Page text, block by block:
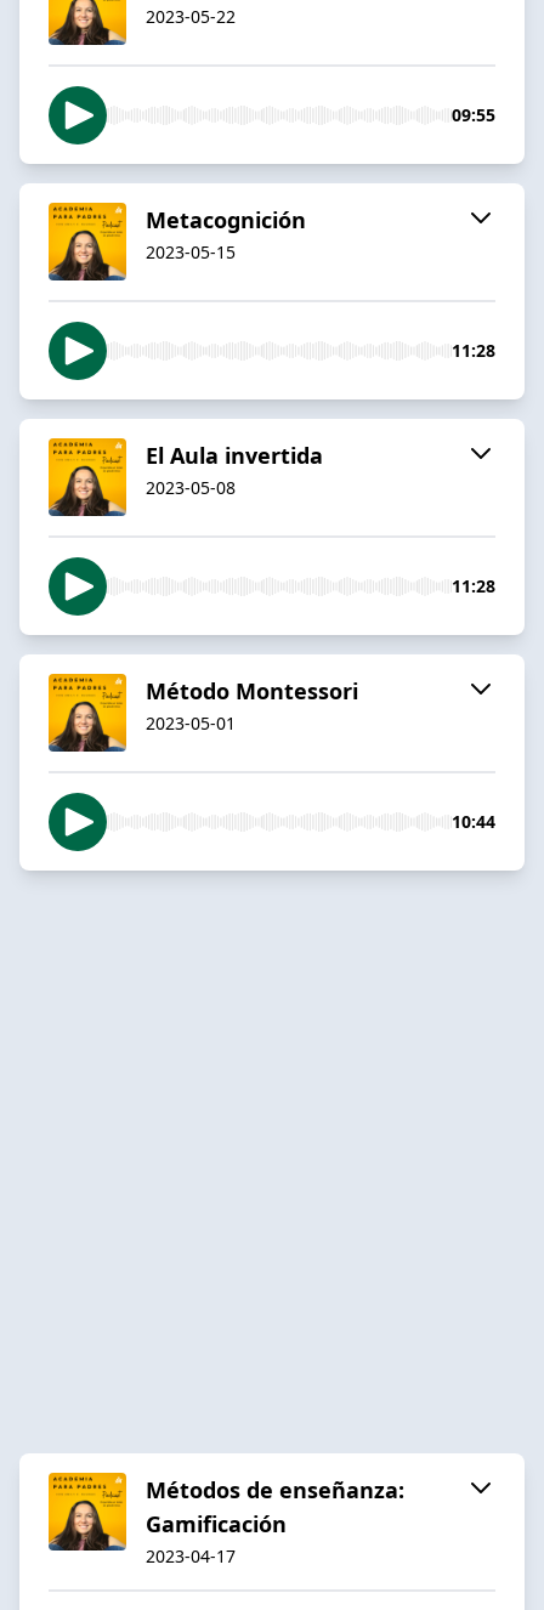
2023-05-22
09:55
Metacognición
2023-05-15
11:28
El Aula invertida
2023-05-08
11:28
Método Montessori
2023-05-01
10:44
Métodos de enseñanza:
Gamificación
2023-04-17